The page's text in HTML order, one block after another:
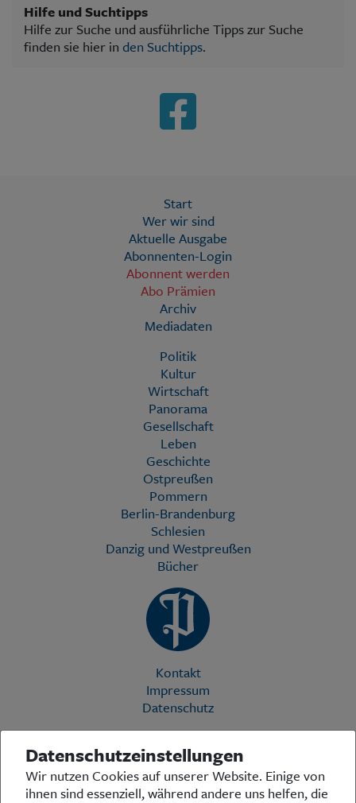
Hilfe und Suchtipps
Hilfe zur Suche und ausführliche Tipps zur Suche
finden sie hier in den Suchtipps.
Start
Wer wir sind
Aktuelle Ausgabe
Abonnenten-Login
Abonnent werden
Abo Prämien
Archiv
Mediadaten
Politik
Kultur
Wirtschaft
Panorama
Gesellschaft
Leben
Geschichte
Ostpreußen
Pommern
Berlin-Brandenburg
Schlesien
Danzig und Westpreußen
Bücher
Kontakt
Impressum
Datenschutz
Die Preußische Allgemeine Zeitung (PAZ) ist eine einzigartige Stimme
in der deutschen Medienlandschaft. Woche für Woche berichtet sie
über das aktuelle Zeitgeschehen in Politik, Kultur und Wirtschaft und
Datenschutzeinstellungen
Wir nutzen Cookies auf unserer Website. Einige von
ihnen sind essenziell, während andere uns helfen, die